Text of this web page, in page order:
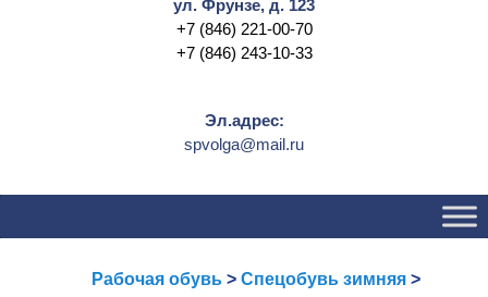
ул. Фрунзе, д. 123
+7 (846) 221-00-70
+7 (846) 243-10-33
Эл.адрес:
spvolga@mail.ru
содержимому
содержимомуРабочая обувь > Спецобувь зимняя >